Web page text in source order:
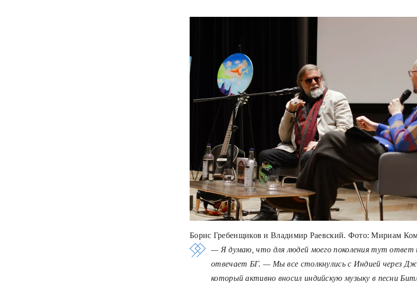
Борис Гребенщиков и Владимир Раевский. Фото: Мириам
— Я думаю, что для людей моего поколения тут
отвечает БГ. — Мы все столкнулись с Индией через
который активно вносил индийскую музыку в песни